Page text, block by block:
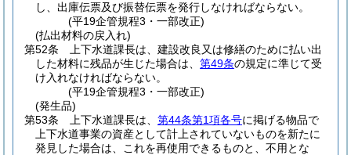
し、出庫伝票及び振替伝票を発行しなければならない。
(平19企管規程3・一部改正)
(払出材料の戻入れ)
第52条
上下水道課長は、建設改良又は修繕のために払い出
した材料に残品が生じた場合は、 第49条の規定に準じて受
け入れなければならない。
(平19企管規程3・一部改正)
(発生品)
第53条
上下水道課長は、 第44条第1項各号に掲げる物品で
上下水道事業の資産として計上されていないものを新たに
発見した場合は、これを再使用できるものと、不用とな